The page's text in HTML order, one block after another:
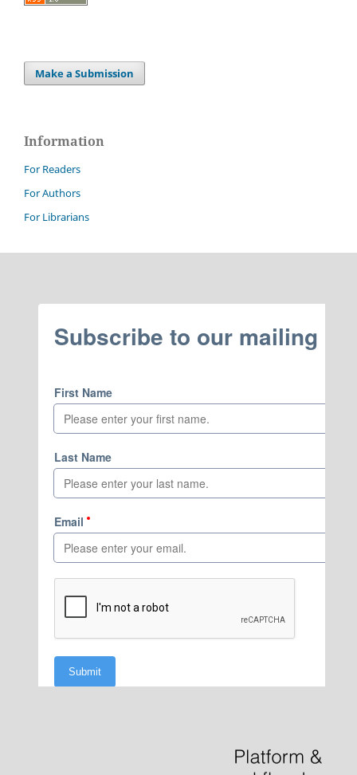
Make a Submission
Information
For Readers
For Authors
For Librarians